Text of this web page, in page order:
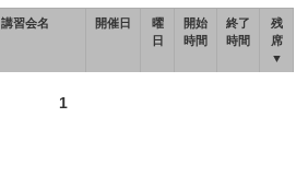
講習会名 開催日
曜
日
開始
時間
終了
時間
残
席
▼
1